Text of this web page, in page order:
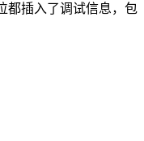
都插入了调试信息，包